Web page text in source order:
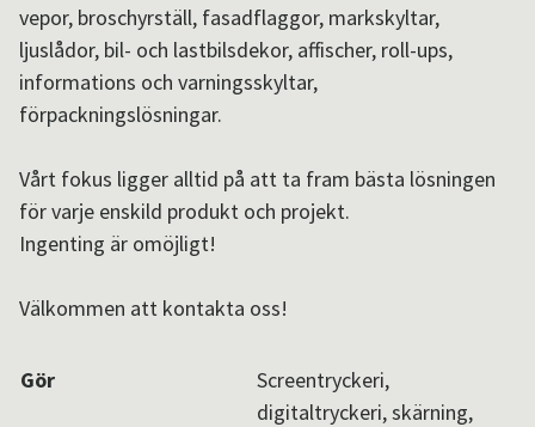
vepor, broschyrställ, fasadflaggor, markskyltar,
ljuslådor, bil- och lastbilsdekor, affischer, roll-ups,
informations och varningsskyltar,
förpackningslösningar.
Vårt fokus ligger alltid på att ta fram bästa lösningen
för varje enskild produkt och projekt.
Ingenting är omöjligt!
Välkommen att kontakta oss!
Gör
Screentryckeri,
digitaltryckeri, skärning,